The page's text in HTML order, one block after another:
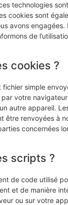
technologies
cookies sont
avons
de
cookies ?
fichier simple
votre
autre appareil.
être renvoyées à
concernées
scripts ?
de code utilisé
et de manière
ou sur votre